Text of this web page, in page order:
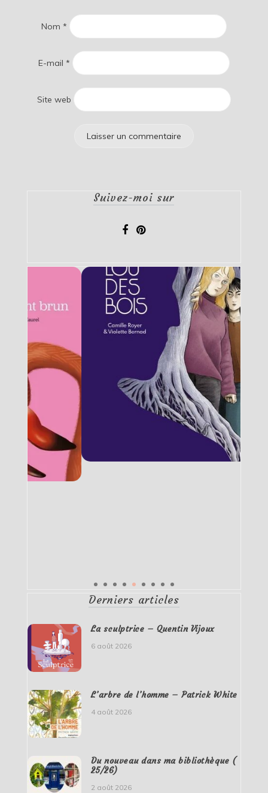
Nom *
E-mail *
Site web
Suivez-moi sur
Derniers articles
La sculptrice – Quentin Vijoux
6 août 2026
L’arbre de l’homme – Patrick White
4 août 2026
Du nouveau dans ma bibliothèque (
25/26)
2 août 2026